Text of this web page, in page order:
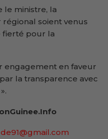
le ministre, la
soient venus
fierté pour la
engagement en faveur
la transparence avec